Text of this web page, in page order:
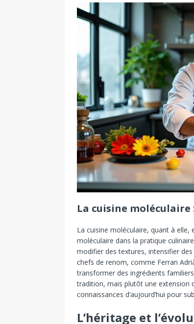
La cuisine moléculaire
La cuisine moléculaire, quant à elle,
moléculaire dans la pratique
modifier des textures, intensifier
chefs de renom, comme Ferran
transformer des ingrédients
tradition, mais plutôt une extension
connaissances d’aujourd’hui pour
L’héritage et